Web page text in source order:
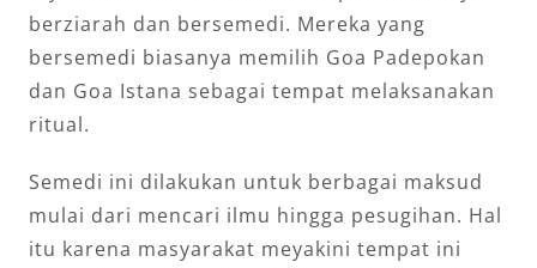
berziarah dan bersemedi. Mereka yang
bersemedi biasanya memilih Goa Padepokan
dan Goa Istana sebagai tempat melaksanakan
ritual.
Semedi ini dilakukan untuk berbagai maksud
mulai dari mencari ilmu hingga pesugihan. Hal
itu karena masyarakat meyakini tempat ini